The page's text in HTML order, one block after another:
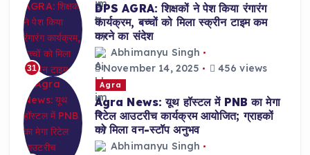
31
DPS AGRA: शिक्षकों ने पेश किया रंगारंग
कार्यक्रम, बच्चों को मिला स्क्रीन टाइम कम
करने का संदेश
Abhimanyu Singh
November 14, 2025
456 views
Agra
Agra News: यूथ हॉस्टल में PNB का मेगा
रिटेल आउटरीच कार्यक्रम आयोजित; ग्राहकों
को मिला वन-स्टॉप अनुभव
Abhimanyu Singh